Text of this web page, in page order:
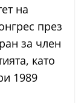
на
през
за член
като
1989